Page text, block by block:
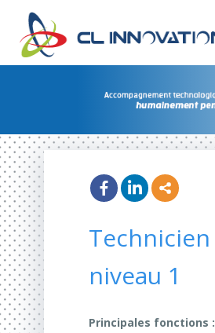
Technicien
niveau 1
Principales fonctions :